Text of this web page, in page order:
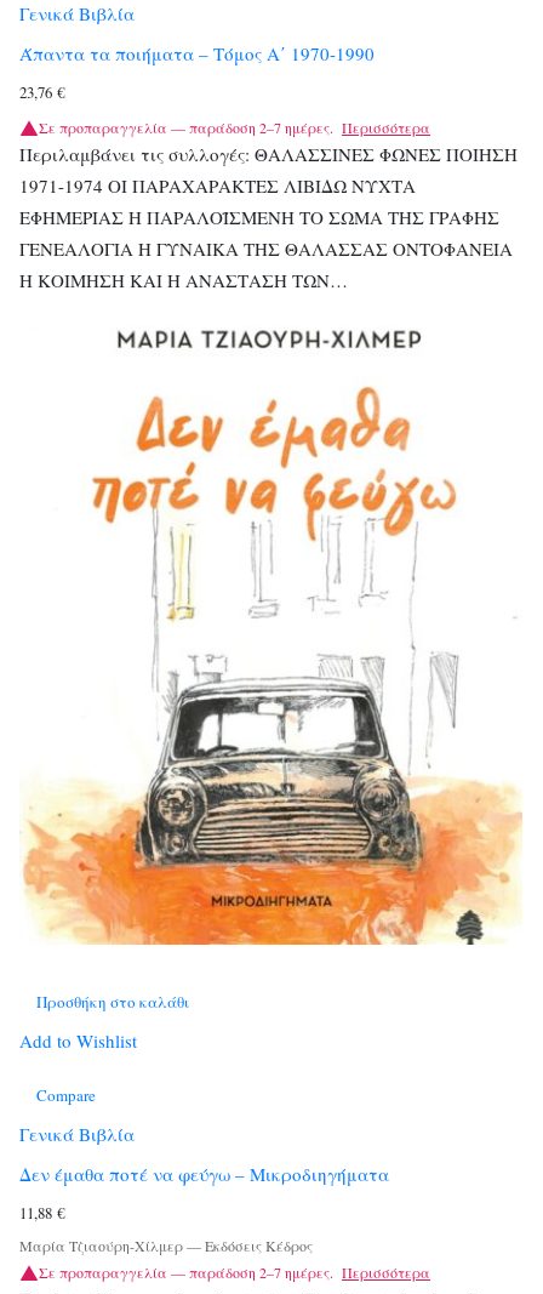
Γενικά Βιβλία
Άπαντα τα ποιήματα – Τόμος Α΄ 1970-1990
23,76 €
Σε προπαραγγελία — παράδοση 2–7 ημέρες. Περισσότερα
Περιλαμβάνει τις συλλογές: ΘΑΛΑΣΣΙΝΕΣ ΦΩΝΕΣ ΠΟΙΗΣΗ
1971-1974 ΟΙ ΠΑΡΑΧΑΡΑΚΤΕΣ ΛΙΒΙΔΩ ΝΥΧΤΑ
ΕΦΗΜΕΡΙΑΣ H ΠΑΡΑΛΟΪΣΜΕΝΗ ΤΟ ΣΩΜΑ ΤΗΣ ΓΡΑΦΗΣ
ΓΕΝΕΑΛΟΓΙΑ Η ΓΥΝΑΙΚΑ ΤΗΣ ΘΑΛΑΣΣΑΣ ΟΝΤΟΦΑΝΕΙΑ
Η ΚΟΙΜΗΣΗ ΚΑΙ Η ΑΝΑΣΤΑΣΗ ΤΩΝ…
Προσθήκη στο καλάθι
Add to Wishlist
Compare
Γενικά Βιβλία
Δεν έμαθα ποτέ να φεύγω – Μικροδιηγήματα
11,88 €
Μαρία Τζιαούρη-Χίλμερ—Εκδόσεις Κέδρος
Σε προπαραγγελία — παράδοση 2–7 ημέρες. Περισσότερα